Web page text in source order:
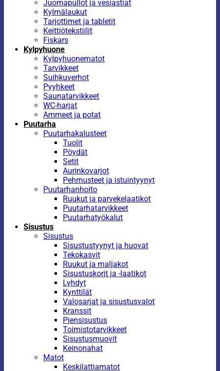
Juomapullot ja vesiastiat
Kylmälaukut
Tarjottimet ja tabletit
Keittiötekstiilit
Fiskars
Kylpyhuone
Kylpyhuonematot
Tarvikkeet
Suihkuverhot
Pyyhkeet
Saunatarvikkeet
WC-harjat
Ammeet ja potat
Puutarha
Puutarhakalusteet
Tuolit
Pöydät
Setit
Aurinkovarjot
Pehmusteet ja istuintyynyt
Puutarhanhoito
Ruukut ja parvekelaatikot
Puutarhatarvikkeet
Puutarhatyökalut
Sisustus
Sisustus
Sisustustyynyt ja huovat
Tekokasvit
Ruukut ja maljakot
Sisustuskorit ja -laatikot
Lyhdyt
Kynttilät
Valosarjat ja sisustusvalot
Kranssit
Piensisustus
Toimistotarvikkeet
Sisustusmuovit
Keinonahat
Matot
Keskilattiamatot